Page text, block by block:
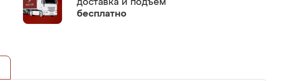
доставка и подъем
бесплатно